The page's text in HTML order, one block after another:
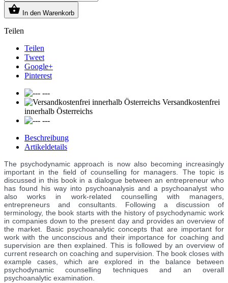
 In den Warenkorb
Teilen
Teilen
Tweet
Google+
Pinterest
---
Versandkostenfrei
innerhalb Österreichs
---
Beschreibung
Artikeldetails
The psychodynamic approach is now also becoming increasingly
important in the field of counselling for managers. The topic is
discussed in this book in a dialogue between an entrepreneur who
has found his way into psychoanalysis and a psychoanalyst who
also works in work-related counselling with managers,
entrepreneurs and consultants. Following a discussion of
terminology, the book starts with the history of psychodynamic work
in companies down to the present day and provides an overview of
the market. Basic psychoanalytic concepts that are important for
work with the unconscious and their importance for coaching and
supervision are then explained. This is followed by an overview of
current research on coaching and supervision. The book closes with
example cases, which are explored in the balance between
psychodynamic counselling techniques and an overall
psychoanalytic examination.